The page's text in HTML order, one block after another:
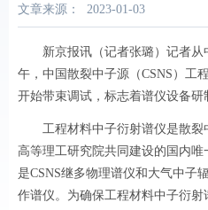
文章来源： 2023-01-03
新京报讯（记者张璐）记者从
午，中国散裂中子源（CSNS）工
开始带束调试，标志着谱仪设备研
工程材料中子衍射谱仪是散裂
高等理工研究院共同建设的国内
是CSNS继多物理谱仪和大气中子
作谱仪。为确保工程材料中子衍